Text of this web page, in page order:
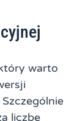
warto
liczbę